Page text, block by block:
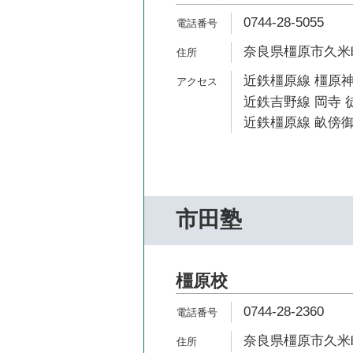
0744-28-5055
奈良県橿原市久米
近鉄橿原線 橿原
近鉄吉野線 岡寺
近鉄橿原線 畝傍
市田塾
橿原校
0744-28-2360
奈良県橿原市久